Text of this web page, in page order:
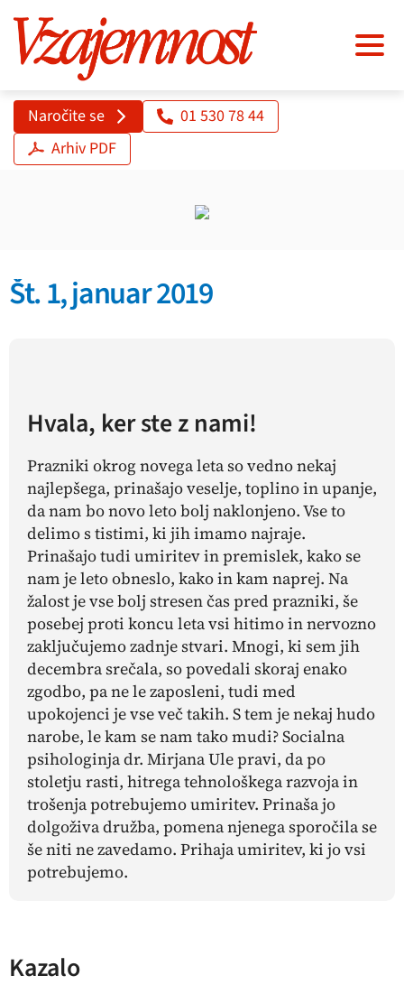
Naročite se
01 530 78 44
Arhiv PDF
Št. 1, januar 2019
Hvala, ker ste z nami!
Prazniki okrog novega leta so vedno nekaj
najlepšega, prinašajo veselje, toplino in upanje,
da nam bo novo leto bolj naklonjeno. Vse to
delimo s tistimi, ki jih imamo najraje.
Prinašajo tudi umiritev in premislek, kako se
nam je leto obneslo, kako in kam naprej. Na
žalost je vse bolj stresen čas pred prazniki, še
posebej proti koncu leta vsi hitimo in nervozno
zaključujemo zadnje stvari. Mnogi, ki sem jih
decembra srečala, so povedali skoraj enako
zgodbo, pa ne le zaposleni, tudi med
upokojenci je vse več takih. S tem je nekaj hudo
narobe, le kam se nam tako mudi? Socialna
psihologinja dr. Mirjana Ule pravi, da po
stoletju rasti, hitrega tehnološkega razvoja in
trošenja potrebujemo umiritev. Prinaša jo
dolgoživa družba, pomena njenega sporočila se
še niti ne zavedamo. Prihaja umiritev, ki jo vsi
potrebujemo.
Kazalo